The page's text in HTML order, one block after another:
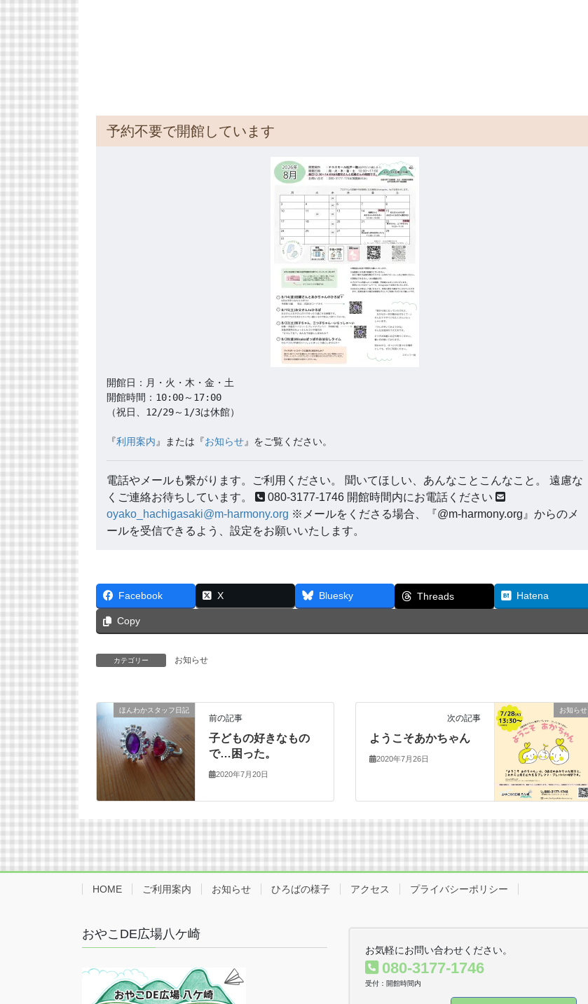
予約不要で開館しています
開館日：月・火・木・金・土
開館時間：10:00～17:00
（祝日、12/29～1/3は休館）
『利用案内 』または『お知らせ』をご覧ください。
電話やメールも繋がります。ご利用ください。 聞いてほしい、あんなことこんなこと。 遠慮な
くご連絡お待ちしています。
080-3177-1746 開館時間内にお電話ください
oyako_hachigasaki@m-harmony.org ※メールをくださる場合、『@m-harmony.org』からのメ
ールを受信できるよう、設定をお願いいたします。
Facebook X Bluesky Threads Hatena
Copy
カテゴリー お知らせ
ほんわかスタッフ日記
前の記事
子どもの好きなもの
で…困った。
2020年7月20日
お知らせ
次の記事
ようこそあかちゃん
2020年7月26日
HOME ご利用案内 お知らせ ひろばの様子 アクセス プライバシーポリシー
おやこDE広場八ケ崎
お気軽にお問い合わせください。
080-3177-1746
受付：開館時間内